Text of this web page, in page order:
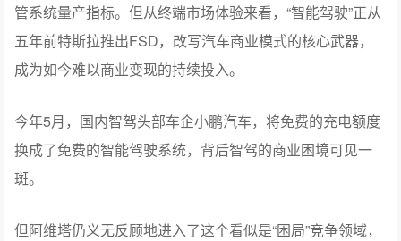
管系统量产指标。但从终端市场体验来看，“智能驾驶”正从
五年前特斯拉推出FSD，改写汽车商业模式的核心武器，
成为如今难以商业变现的持续投入。
今年5月，国内智驾头部车企小鹏汽车，将免费的充电额度
换成了免费的智能驾驶系统，背后智驾的商业困境可见一
斑。
但阿维塔仍义无反顾地进入了这个看似是“困局”竞争领域，